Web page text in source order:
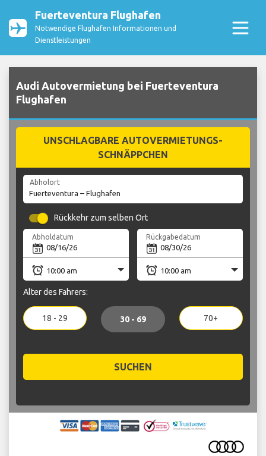
Fuerteventura Flughafen
Notwendige Flughafen Informationen und
Dienstleistungen
Audi Autovermietung bei Fuerteventura
Flughafen
UNSCHLAGBARE AUTOVERMIETUNGS-
SCHNÄPPCHEN
Abholort
Rückkehr zum selben Ort
Abholdatum Rückgabedatum
Alter des Fahrers:
18 - 29 30 - 69 70+
SUCHEN